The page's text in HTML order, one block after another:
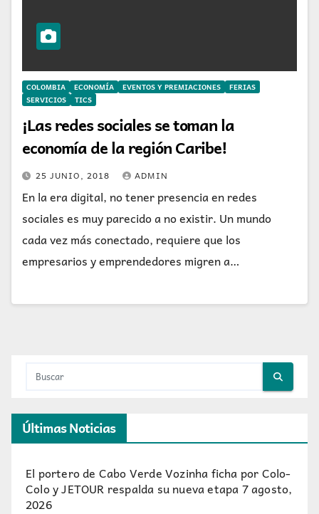
COLOMBIA ECONOMÍA EVENTOS Y PREMIACIONES
FERIAS
SERVICIOS
TICS
¡Las redes sociales se toman la
economía de la región Caribe!
25 JUNIO, 2018 ADMIN
En la era digital, no tener presencia en redes
sociales es muy parecido a no existir. Un mundo
cada vez más conectado, requiere que los
empresarios y emprendedores migren a…
Últimas Noticias
El portero de Cabo Verde Vozinha ficha por Colo-
Colo y JETOUR respalda su nueva etapa7 agosto,
2026